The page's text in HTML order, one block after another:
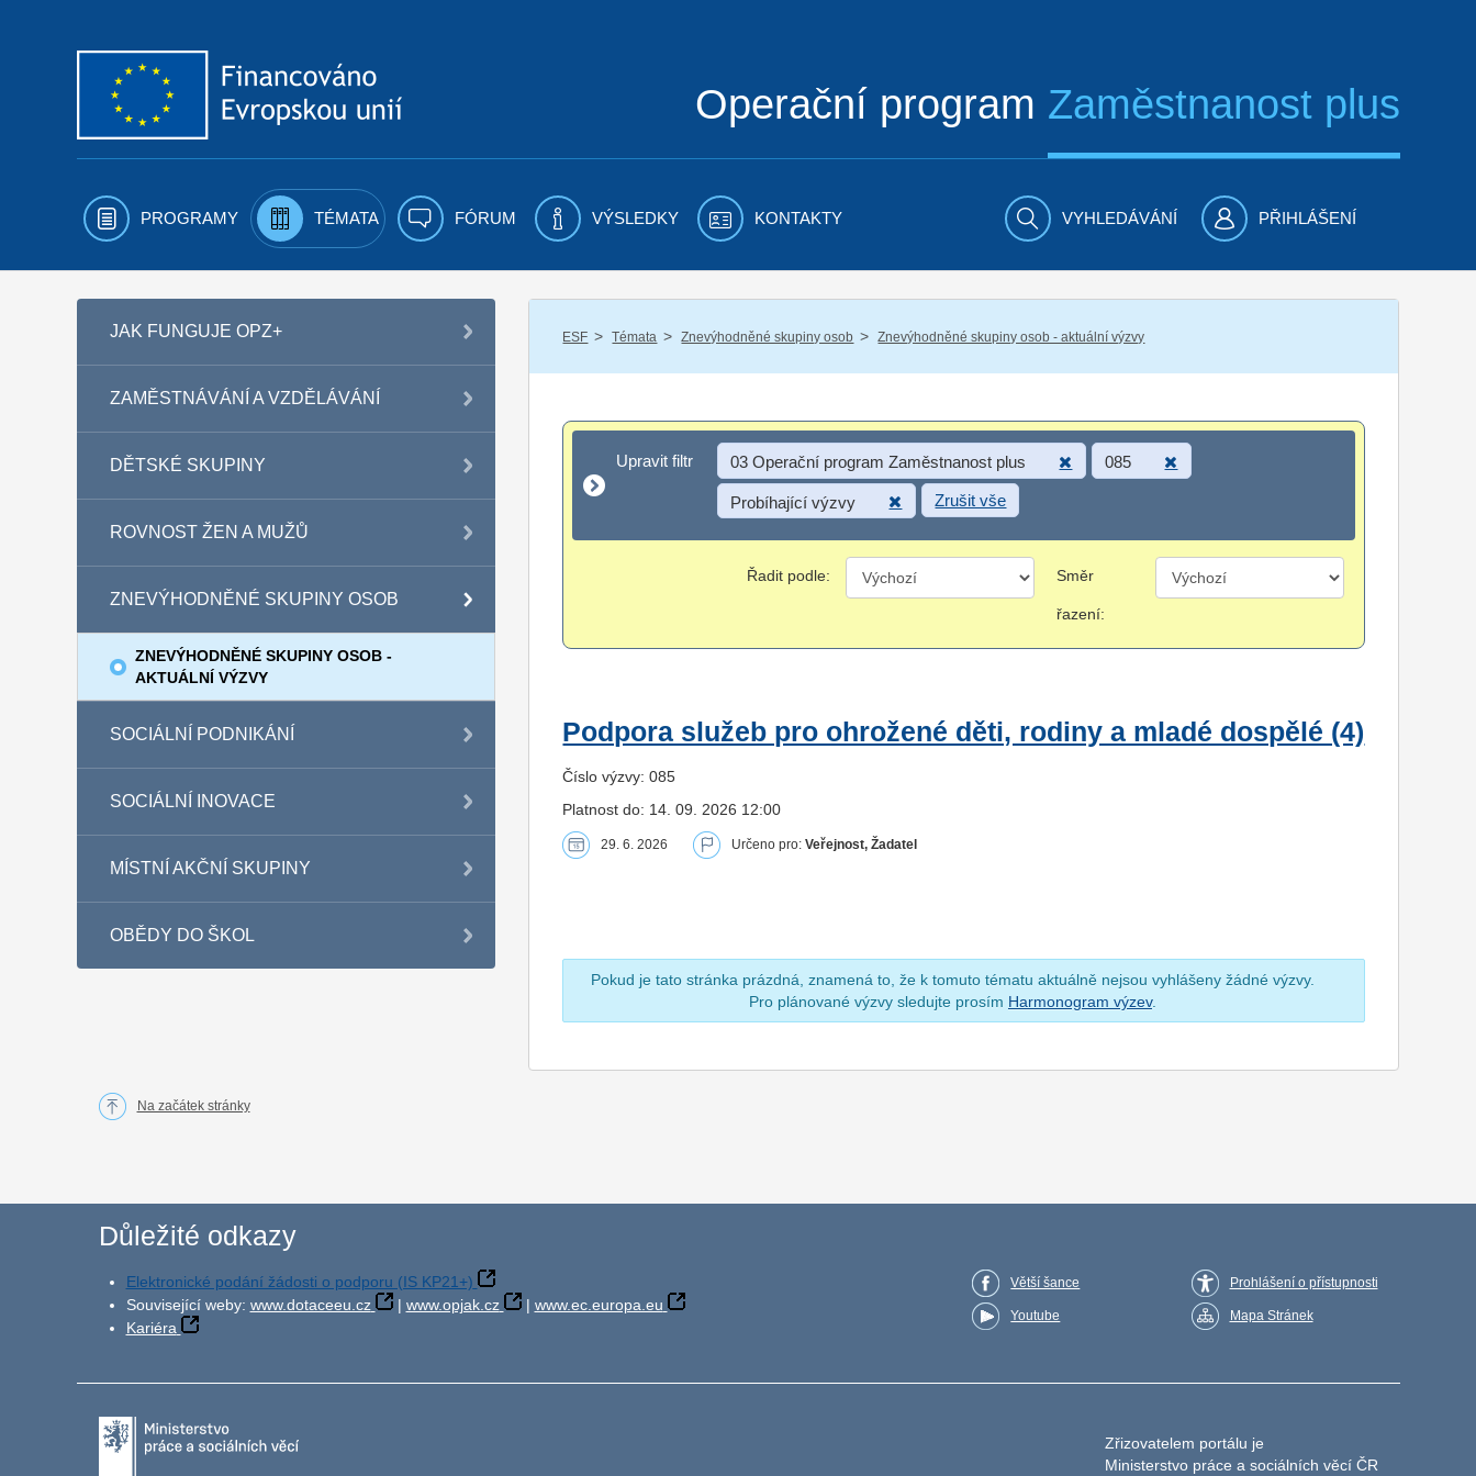
Operační program Zaměstnanost plus
PROGRAMY TÉMATA FÓRUM VÝSLEDKY KONTAKTY VYHLEDÁVÁNÍ PŘIHLÁŠENÍ
JAK FUNGUJE OPZ+
ZAMĚSTNÁVÁNÍ A VZDĚLÁVÁNÍ
DĚTSKÉ SKUPINY
ROVNOST ŽEN A MUŽŮ
ZNEVÝHODNĚNÉ SKUPINY OSOB
ZNEVÝHODNĚNÉ SKUPINY OSOB -
AKTUÁLNÍ VÝZVY
SOCIÁLNÍ PODNIKÁNÍ
SOCIÁLNÍ INOVACE
MÍSTNÍ AKČNÍ SKUPINY
OBĚDY DO ŠKOL
ESF / Témata / Znevýhodněné skupiny osob / Znevýhodněné skupiny osob - aktuální výzvy
Upravit filtr
Upravit filtr 03 Operační program Zaměstnanost plus 085
Probíhající výzvy Zrušit vše
Řadit podle: Směr
řazení:
Podpora služeb pro ohrožené děti, rodiny a mladé dospělé (4)
Číslo výzvy: 085
Platnost do: 14. 09. 2026 12:00
29. 6. 2026 Určeno pro:Veřejnost, Žadatel
Pokud je tato stránka prázdná, znamená to, že k tomuto tématu aktuálně nejsou vyhlášeny žádné výzvy.
Pro plánované výzvy sledujte prosím Harmonogram výzev.
Na začátek stránky
Důležité odkazy
Elektronické podání žádosti o podporu (IS KP21+)
Související weby: www.dotaceeu.cz | www.opjak.cz | www.ec.europa.eu
Kariéra
Větší šance
Youtube
Prohlášení o přístupnosti
Mapa Stránek
Zřizovatelem portálu je
Ministerstvo práce a sociálních věcí ČR